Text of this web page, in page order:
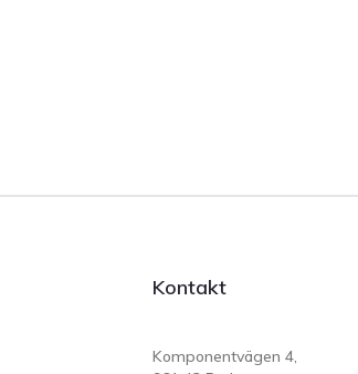
Kontakt
Komponentvägen 4,